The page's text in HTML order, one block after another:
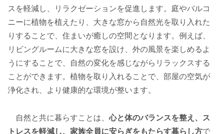
スを軽減し、リラクゼーションを促進します。庭やバルコ
ニーに植物を植えたり、大きな窓から自然光を取り入れた
りすることで、住まいが癒しの空間となります。例えば、
リビングルームに大きな窓を設け、外の風景を楽しめるよ
うにすることで、自然の変化を感じながらリラックスする
ことができます。植物を取り入れることで、部屋の空気が
浄化され、より健康的な環境が整います。
自然と共に暮らすことは、心と体のバランスを整え、ス
トレスを軽減し、家族全員に安らぎをもたらす暮らし方で